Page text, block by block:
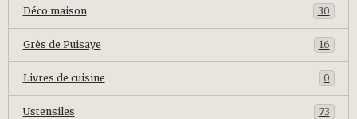
Déco maison 30
Grès de Puisaye 16
Livres de cuisine 0
Ustensiles 73